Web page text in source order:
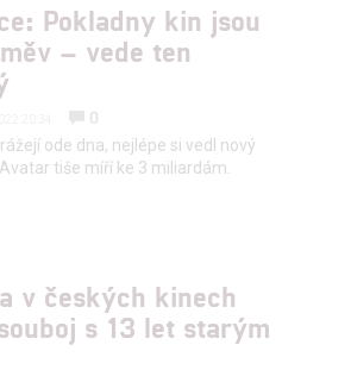
Pokladny kin jsou
– vede ten
0
ode dna, nejlépe si vedl nový
tiše míří ke 3 miliardám.
v českých kinech
s 13 let starým
zde uvedenými dáváte nám i našim
a zjišťování podvodů a
obsahu